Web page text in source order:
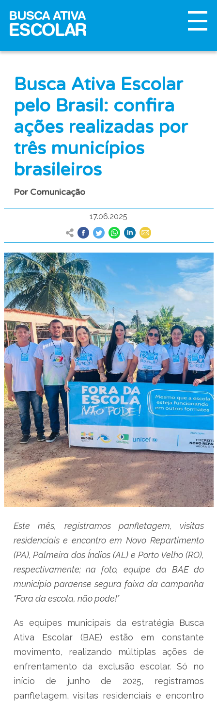
Busca Ativa Escolar
pelo Brasil: confira
ações realizadas por
três municípios
brasileiros
Por Comunicação
17.06.2025
Este mês, registramos panfletagem, visitas
residenciais e encontro em Novo Repartimento
(PA), Palmeira dos Índios (AL) e Porto Velho (RO),
respectivamente; na foto, equipe da BAE do
município paraense segura faixa da campanha
"Fora da escola, não pode!"
As equipes municipais da estratégia Busca
Ativa Escolar (BAE) estão em constante
movimento, realizando múltiplas ações de
enfrentamento da exclusão escolar. Só no
início de junho de 2025, registramos
panfletagem, visitas residenciais e encontro